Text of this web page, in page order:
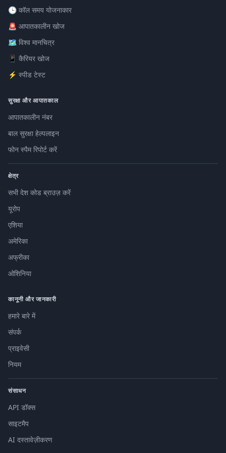
🕒 कॉल समय योजनाकार
🚨 आपातकालीन खोज
🗺️ विश्व मानचित्र
📱 कैरियर खोज
⚡ स्पीड टेस्ट
सुरक्षा और आपातकाल
आपातकालीन नंबर
बाल सुरक्षा हेल्पलाइन
फोन स्पैम रिपोर्ट करें
क्षेत्र
सभी देश कोड ब्राउज़ करें
यूरोप
एशिया
अमेरिका
अफ्रीका
ओशिनिया
कानूनी और जानकारी
हमारे बारे में
संपर्क
प्राइवेसी
नियम
संसाधन
API डॉक्स
साइटमैप
AI दस्तावेज़ीकरण